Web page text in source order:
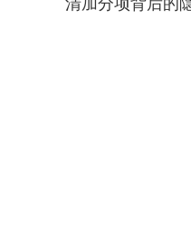
清加分项背后的